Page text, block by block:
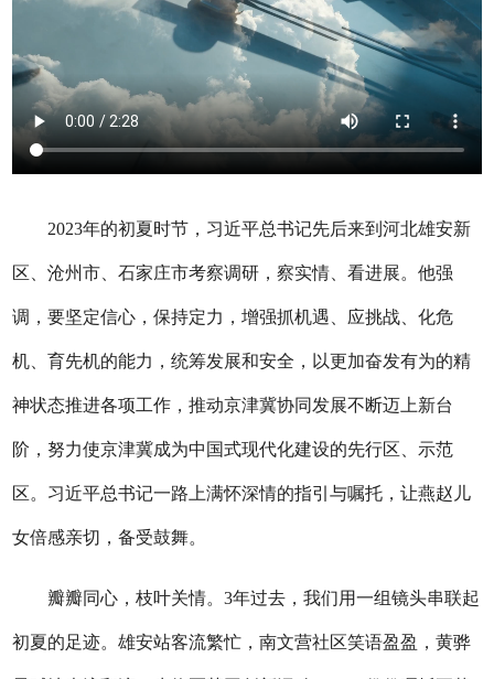
2023年的初夏时节，习近平总书记先后来到河北雄安新
区、沧州市、石家庄市考察调研，察实情、看进展。他强
调，要坚定信心，保持定力，增强抓机遇、应挑战、化危
机、育先机的能力，统筹发展和安全，以更加奋发有为的精
神状态推进各项工作，推动京津冀协同发展不断迈上新台
阶，努力使京津冀成为中国式现代化建设的先行区、示范
区。习近平总书记一路上满怀深情的指引与嘱托，让燕赵儿
女倍感亲切，备受鼓舞。
瓣瓣同心，枝叶关情。3年过去，我们用一组镜头串联起
初夏的足迹。雄安站客流繁忙，南文营社区笑语盈盈，黄骅